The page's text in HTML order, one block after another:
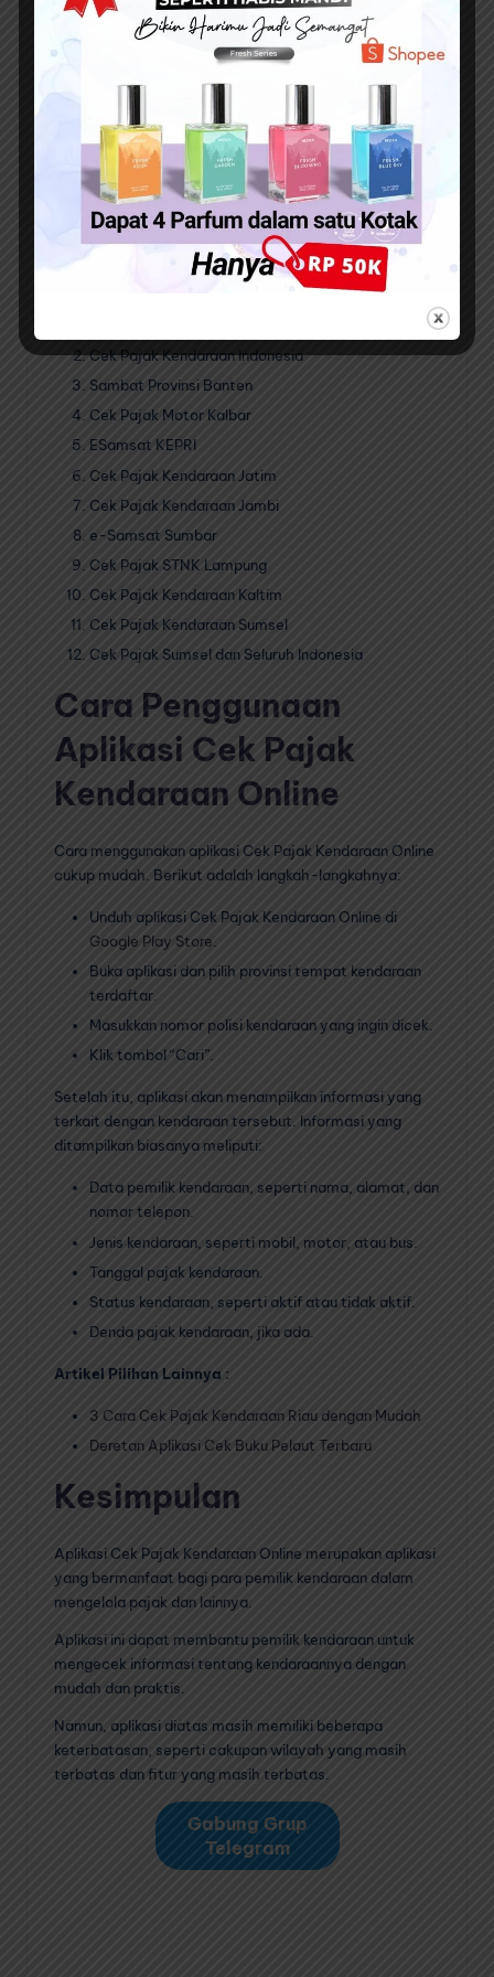
pengguna untuk mengetahui tanggal pajak
kendaraan.
Cek status kendaraan :fitur ini memungkinkan
pengguna untuk mengetahui status kendaraan,
seperti aktif atau tidak aktif.
Cek denda pajak :fitur ini memungkinkan
pengguna untuk mengetahui denda pajak
kendaraan, jika ada.
Selain dari aplikasi diatas, Anda juga masih bisa
menggunakan beberapa aplikasi berikut dan bisa di
Cek Pajak Kendaraan Indonesia
Sambat Provinsi Banten
Cek Pajak Motor Kalbar
ESamsat KEPRI
Cek Pajak Kendaraan Jatim
Cek Pajak Kendaraan Jambi
e-Samsat Sumbar
Cek Pajak STNK Lampung
Cek Pajak Kendaraan Kaltim
Cek Pajak Kendaraan Sumsel
Cek Pajak Sumsel dan Seluruh Indonesia
Cara Penggunaan
Aplikasi Cek Pajak
Kendaraan Online
Cara menggunakan aplikasi Cek Pajak Kendaraan Online
cukup mudah. Berikut adalah langkah-langkahnya:
Unduh aplikasi Cek Pajak Kendaraan Online di
Google Play Store
Buka aplikasi dan pilih provinsi tempat kendaraan
terdaftar.
Masukkan nomor polisi kendaraan yang ingin dicek.
Klik tombol “Cari”.
Setelah itu, aplikasi akan menampilkan informasi yang
terkait dengan kendaraan tersebut. Informasi yang
ditampilkan biasanya meliputi:
Data pemilik kendaraan, seperti nama, alamat, dan
nomor telepon.
Jenis kendaraan, seperti mobil, motor, atau bus.
Tanggal pajak kendaraan.
Status kendaraan, seperti aktif atau tidak aktif.
Denda pajak kendaraan, jika ada.
Artikel Pilihan Lainnya :
3 Cara Cek Pajak Kendaraan Riau dengan Mudah
Deretan Aplikasi Cek Buku Pelaut Terbaru
Kesimpulan
Aplikasi Cek Pajak Kendaraan Online merupakan aplikasi
yang bermanfaat bagi para pemilik kendaraan dalam
mengelola pajak dan lainnya.
Aplikasi ini dapat membantu pemilik kendaraan untuk
mengecek informasi tentang kendaraannya dengan
mudah dan praktis.
Namun, aplikasi diatas masih memiliki beberapa
keterbatasan, seperti cakupan wilayah yang masih
terbatas dan fitur yang masih terbatas.
Gabung Grup
Telegram